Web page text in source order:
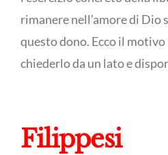
rimanere nell’amore di Dio
questo dono. Ecco il
chiederlo da un lato e
Filippesi